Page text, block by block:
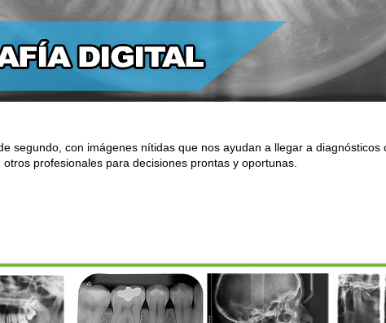
segundo, con imágenes nítidas que nos ayudan a llegar a
profesionales para decisiones prontas y oportunas.